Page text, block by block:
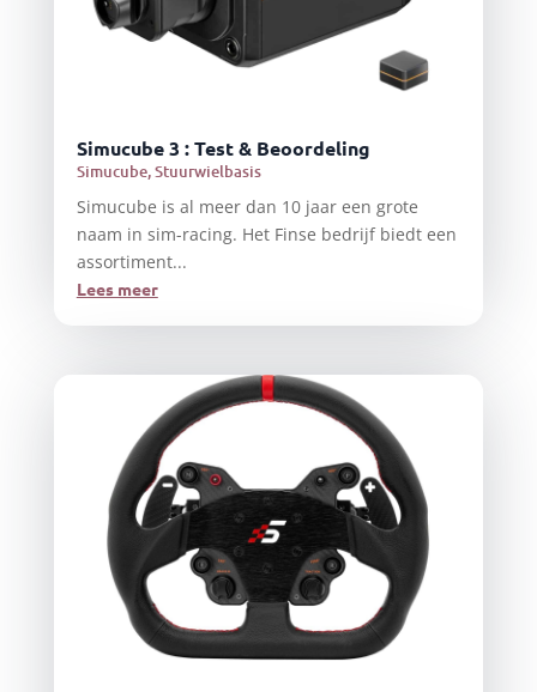
Simucube 3 : Test & Beoordeling
Simucube,Stuurwielbasis
Simucube is al meer dan 10 jaar een grote
naam in sim-racing. Het Finse bedrijf biedt een
assortiment...
Lees meer